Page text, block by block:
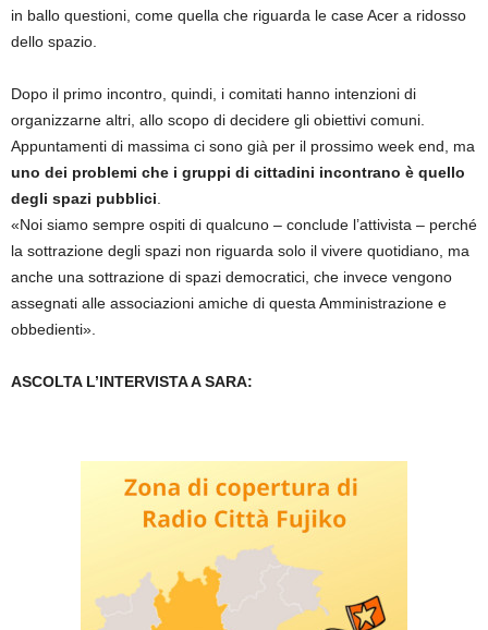
in ballo questioni, come quella che riguarda le case Acer a ridosso
dello spazio.
Dopo il primo incontro, quindi, i comitati hanno intenzioni di
organizzarne altri, allo scopo di decidere gli obiettivi comuni.
Appuntamenti di massima ci sono già per il prossimo week end, ma
uno dei problemi che i gruppi di cittadini incontrano è quello
degli spazi pubblici.
«Noi siamo sempre ospiti di qualcuno – conclude l’attivista – perché
la sottrazione degli spazi non riguarda solo il vivere quotidiano, ma
anche una sottrazione di spazi democratici, che invece vengono
assegnati alle associazioni amiche di questa Amministrazione e
obbedienti».
ASCOLTA L’INTERVISTA A SARA: